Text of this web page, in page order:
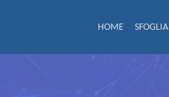
HOME SFOGLIA